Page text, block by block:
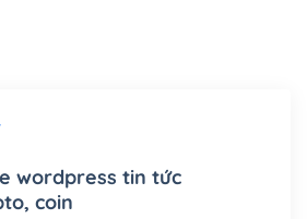
miền
.com .net .org (1 năm)
.vn (1 năm)
wordpress tin tức
coin